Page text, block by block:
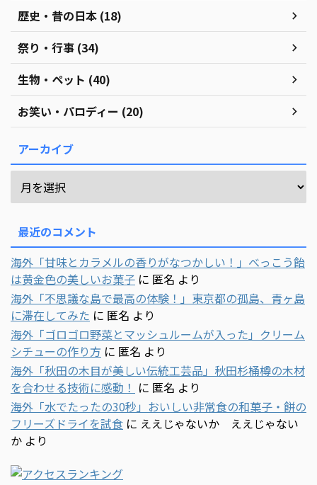
歴史・昔の日本 (18)
祭り・行事 (34)
生物・ペット (40)
お笑い・パロディー (20)
アーカイブ
最近のコメント
海外「甘味とカラメルの香りがなつかしい！」べっこう飴
は黄金色の美しいお菓子 に 匿名 より
海外「不思議な島で最高の体験！」東京都の孤島、青ヶ島
に滞在してみた に 匿名 より
海外「ゴロゴロ野菜とマッシュルームが入った」クリーム
シチューの作り方 に 匿名 より
海外「秋田の木目が美しい伝統工芸品」秋田杉桶樽の木材
を合わせる技術に感動！ に 匿名 より
海外「水でたったの30秒」おいしい非常食の和菓子・餅の
フリーズドライを試食 に ええじゃないか ええじゃない
か より